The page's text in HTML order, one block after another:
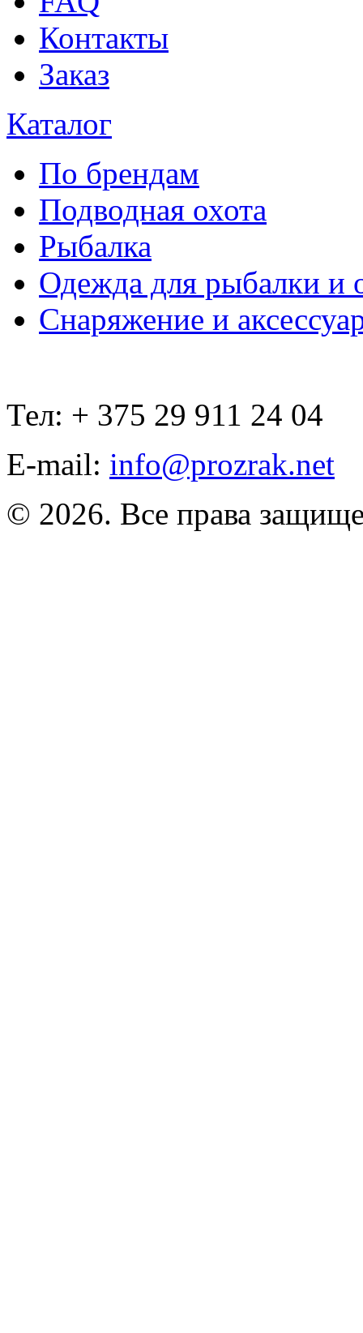
Контакты
Заказ
Каталог
По брендам
Подводная охота
Рыбалка
Одежда для рыбалки и
Снаряжение и
Тел: + 375 29 911 24 04
E-mail: info@prozrak.net
© 2026. Все права